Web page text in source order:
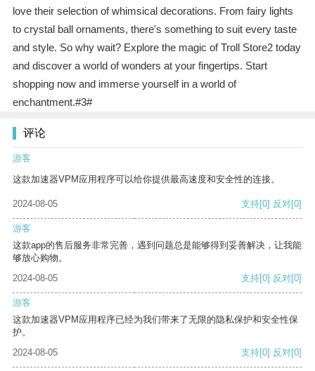
love their selection of whimsical decorations. From fairy lights
to crystal ball ornaments, there's something to suit every taste
and style. So why wait? Explore the magic of Troll Store2 today
and discover a world of wonders at your fingertips. Start
shopping now and immerse yourself in a world of
enchantment.#3#
评论
游客
这款加速器VPM应用程序可以给你提供最高速度和安全性的连接。
2024-08-05 支持[0] 反对[0]
游客
这款app的售后服务非常完善，遇到问题总是能够得到妥善解决，让我能
够放心购物。
2024-08-05
支持[0] 反对[0]
游客
这款加速器VPM应用程序已经为我们带来了无限的隐私保护和安全性保
护。
2024-08-05
支持[0] 反对[0]